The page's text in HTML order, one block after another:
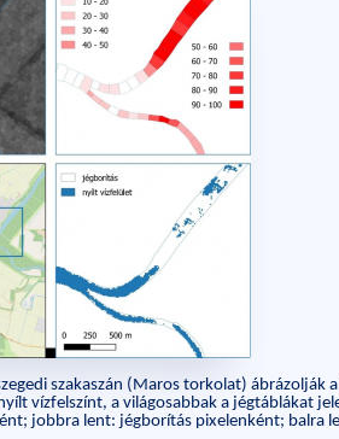
szakaszán (Maros torkolat) ábrázolják
vízfelszínt, a világosabbak a jégtáblákat
jobbra lent: jégborítás pixelenként; balra